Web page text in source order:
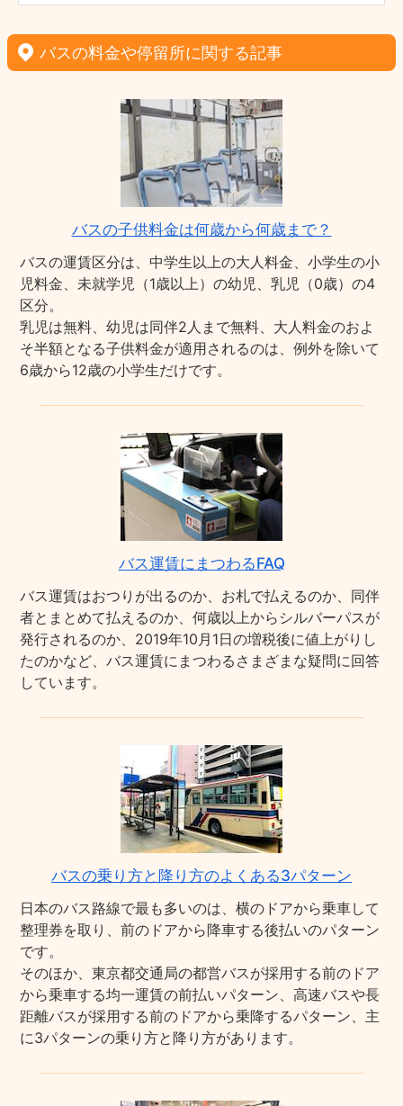
バスの料金や停留所に関する記事
バスの子供料金は何歳から何歳まで？
バスの運賃区分は、中学生以上の大人料金、小学生の小
児料金、未就学児（1歳以上）の幼児、乳児（0歳）の4
区分。
乳児は無料、幼児は同伴2人まで無料、大人料金のおよ
そ半額となる子供料金が適用されるのは、例外を除いて
6歳から12歳の小学生だけです。
バス運賃にまつわるFAQ
バス運賃はおつりが出るのか、お札で払えるのか、同伴
者とまとめて払えるのか、何歳以上からシルバーパスが
発行されるのか、2019年10月1日の増税後に値上がりし
たのかなど、バス運賃にまつわるさまざまな疑問に回答
しています。
バスの乗り方と降り方のよくある3パターン
日本のバス路線で最も多いのは、横のドアから乗車して
整理券を取り、前のドアから降車する後払いのパターン
です。
そのほか、東京都交通局の都営バスが採用する前のドア
から乗車する均一運賃の前払いパターン、高速バスや長
距離バスが採用する前のドアから乗降するパターン、主
に3パターンの乗り方と降り方があります。